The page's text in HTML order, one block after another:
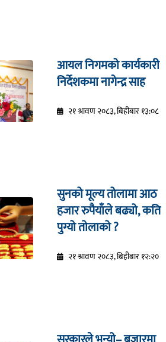
आयल निगमको कार्यकारी
निर्देशकमा नागेन्द्र साह
२१ श्रावण २०८३, बिहीबार १३:०८
सुनको मूल्य तोलामा आठ
हजार रुपैयाँले बढ्यो, कति
पुग्यो तोलाको ?
२१ श्रावण २०८३, बिहीबार १२:२०